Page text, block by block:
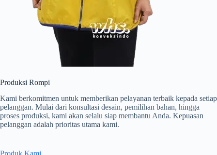
Produksi Rompi
Kami berkomitmen untuk memberikan pelayanan terbaik kepada setiap
pelanggan. Mulai dari konsultasi desain, pemilihan bahan, hingga
proses produksi, kami akan selalu siap membantu Anda. Kepuasan
pelanggan adalah prioritas utama kami.
Produk Kami